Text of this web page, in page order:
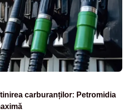
carburanților: Petromidia